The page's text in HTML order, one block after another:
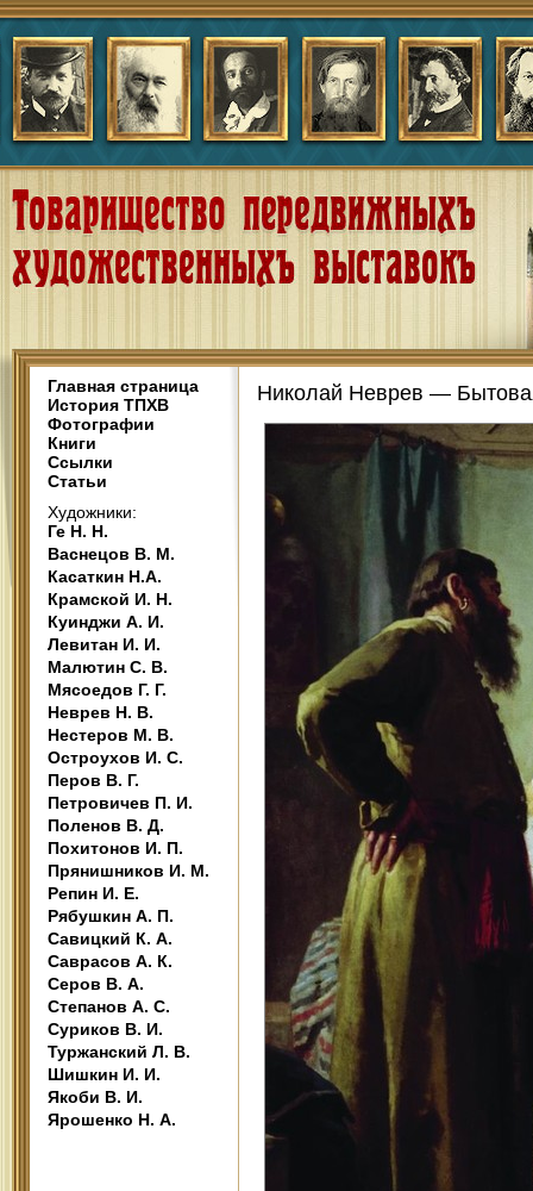
Главная страница
История ТПХВ
Фотографии
Книги
Ссылки
Статьи
Художники:
Ге Н. Н.
Васнецов В. М.
Касаткин Н.А.
Крамской И. Н.
Куинджи А. И.
Левитан И. И.
Малютин С. В.
Мясоедов Г. Г.
Неврев Н. В.
Нестеров М. В.
Остроухов И. С.
Перов В. Г.
Петровичев П. И.
Поленов В. Д.
Похитонов И. П.
Прянишников И. М.
Репин И. Е.
Рябушкин А. П.
Савицкий К. А.
Саврасов А. К.
Серов В. А.
Степанов А. С.
Суриков В. И.
Туржанский Л. В.
Шишкин И. И.
Якоби В. И.
Ярошенко Н. А.
Николай Неврев —